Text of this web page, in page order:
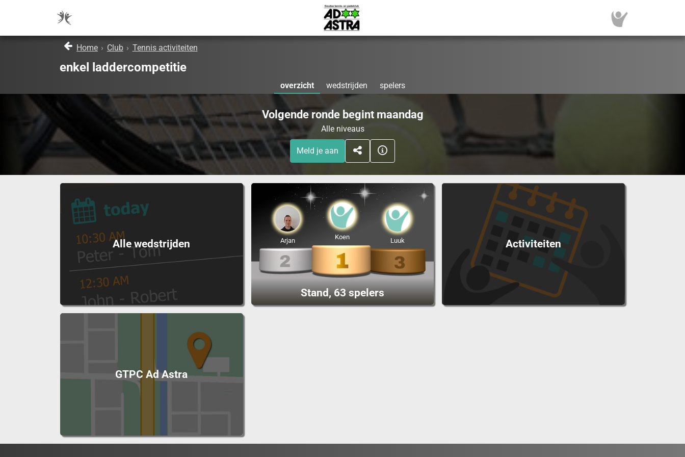
Home › Club › Tennis activiteiten
enkel laddercompetitie
overzicht wedstrijden spelers
Volgende ronde begint maandag
Alle niveaus
Meld je aan
Alle wedstrijden
Stand, 63 spelers
Koen
Arjan Luuk Activiteiten
GTPC Ad Astra